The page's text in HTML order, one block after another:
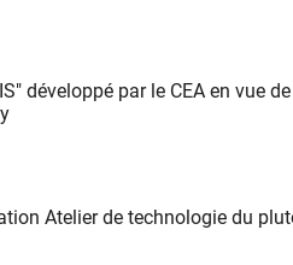
développé par le CEA en vue
Atelier de technologie du